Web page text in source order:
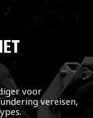
voor
vereisen,